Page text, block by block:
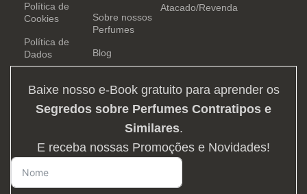
Política de
Cookies
Política de
Dados
Sobre nossos
Perfumes
Blog
Atacado/Revenda
Baixe nosso e-Book gratuito para aprender os
Segredos sobre Perfumes Contratipos e
Similares.
E receba nossas Promoções e Novidades!